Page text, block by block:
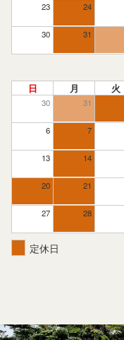
23 24
30 31
日 月 火
30 31
6 7
13 14
20 21
27 28
定休日